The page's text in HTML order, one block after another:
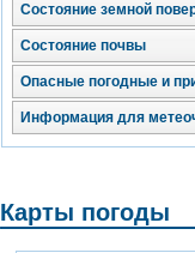
Состояние земной
Состояние почвы
Опасные погодные и
Информация для
Карты погоды